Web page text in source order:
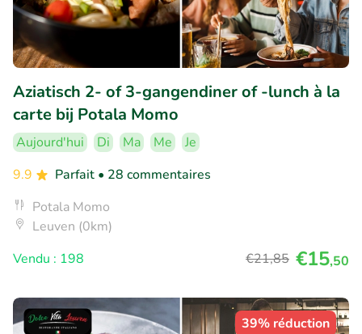
Aziatisch 2- of 3-gangendiner of -lunch à la
carte bij Potala Momo
Aujourd'hui Di Ma Me
Je
9.9
Parfait • 28 commentaires
Potala Momo
Leuven (0km)
Vendu : 198
€21,85 €15,50
39% réduction